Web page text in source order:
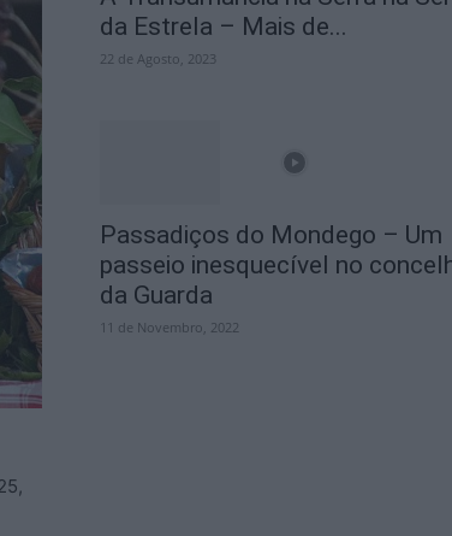
da Estrela – Mais de...
22 de Agosto, 2023
Passadiços do Mondego – Um
passeio inesquecível no
da Guarda
11 de Novembro, 2022